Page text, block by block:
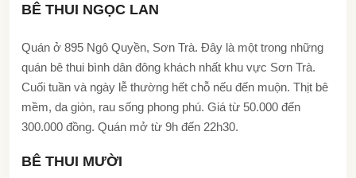
BÊ THUI NGỌC LAN
Quán ở 895 Ngô Quyền, Sơn Trà. Đây là một trong những
quán bê thui bình dân đông khách nhất khu vực Sơn Trà.
Cuối tuần và ngày lễ thường hết chỗ nếu đến muộn. Thịt bê
mềm, da giòn, rau sống phong phú. Giá từ 50.000 đến
300.000 đồng. Quán mở từ 9h đến 22h30.
BÊ THUI MƯỜI